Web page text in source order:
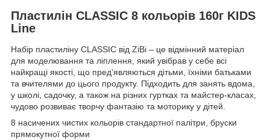
Пластилін CLASSIC 8 кольорів 160г KIDS
Line
Набір пластиліну CLASSIC від ZiBi – це відмінний матеріал
для моделювання та ліплення, який увібрав у себе всі
найкращі якості, що пред'являються дітьми, їхніми батьками
та вчителями до цього продукту. Підходить для занять вдома,
у школі, садочку, а також на різних гуртках та майстер-класах,
чудово розвиває творчу фантазію та моторику у дітей.
8 насичених чистих кольорів стандартної палітри, бруски
прямокутної форми